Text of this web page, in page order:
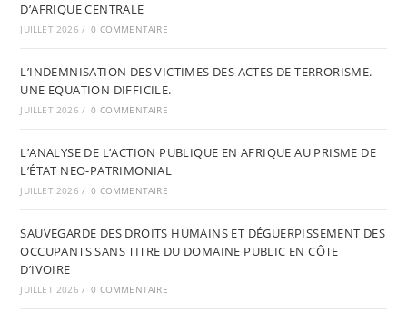
D’AFRIQUE CENTRALE
JUILLET 2026 / 0 COMMENTAIRE
L’INDEMNISATION DES VICTIMES DES ACTES DE TERRORISME.
UNE EQUATION DIFFICILE.
JUILLET 2026 / 0 COMMENTAIRE
L’ANALYSE DE L’ACTION PUBLIQUE EN AFRIQUE AU PRISME DE
L’ÉTAT NEO-PATRIMONIAL
JUILLET 2026 / 0 COMMENTAIRE
SAUVEGARDE DES DROITS HUMAINS ET DÉGUERPISSEMENT DES
OCCUPANTS SANS TITRE DU DOMAINE PUBLIC EN CÔTE
D’IVOIRE
JUILLET 2026 / 0 COMMENTAIRE